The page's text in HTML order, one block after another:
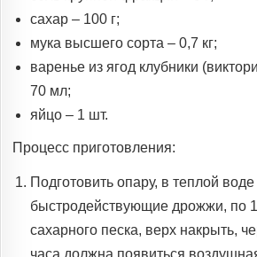
сахар – 100 г;
мука высшего сорта – 0,7 кг;
варенье из ягод клубники
70 мл;
яйцо – 1 шт.
Процесс приготовления:
Подготовить опару, в теплой
быстродействующие дрожжи, по 1
сахарного песка, верх накрыть,
часа должна появиться